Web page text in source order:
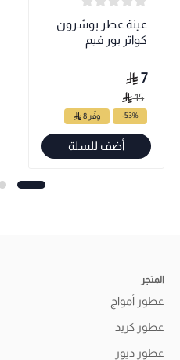
عينة عطر بوشرون
كواتر بور فيم
7
15
-53% وفّر 8
أضف للسلة
المتجر
عطور أمواج
عطور كريد
عطور ديور